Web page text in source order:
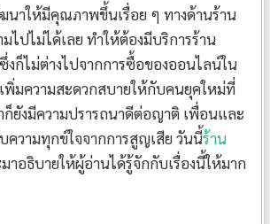
นาให้มีคุณภาพขึ้นเรื่อย ๆ ทางด้านร้าน
ไปไม่ได้เลย ทำให้ต้องมีบริการร้าน
ก็ไม่ต่างไปจากการซื้อของออนไลน์ใน
มความสะดวกสบายให้กับคนยุคใหม่ที่
ก็ยังมีความปรารถนาดีต่อญาติ เพื่อนและ
ความทุกข์ใจจากการสูญเสีย วันนี้ร้าน
มาอธิบายให้ผู้อ่านได้รู้จักกับเรื่องนี้ให้มาก